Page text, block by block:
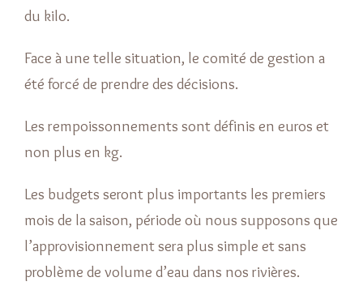
du kilo.
Face à une telle situation, le comité de gestion a
été forcé de prendre des décisions.
Les rempoissonnements sont définis en euros et
non plus en kg.
Les budgets seront plus importants les premiers
mois de la saison, période où nous supposons que
l’approvisionnement sera plus simple et sans
problème de volume d’eau dans nos rivières.